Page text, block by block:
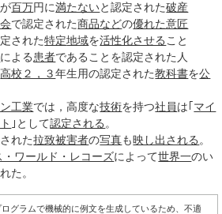
が百万円に満たないと認定された破産
で認定された商品などの優れた意匠
された特定地域を活性化させる こと
による患者であることを認定された人
高校 ２，３年生用の認定された教科書を公
工業では，高度な技術を持つ社員は｢ マイ
｣として認定される 。
れた拉致被害者の写真も映し出される 。
・ワールド・レコーズによって世界一のい
た。
グラムで機械的に例文を生成しているため、不適